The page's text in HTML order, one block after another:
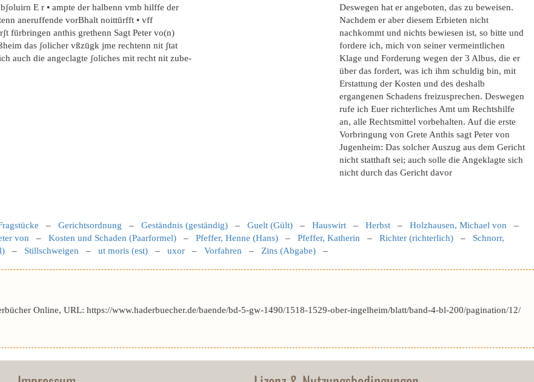
E r • ampte der halbenn vmb hilffe der
aneruffende vorBhalt noittūrfft • vff
fūrbringen anthis grethenn Sagt Peter vo(n)
das ʃolicher vßzūgk jme rechtenn nit ʃtat
auch die angeclagte ʃoliches mit recht nit zube-
Deswegen hat er angeboten, das zu beweisen.
Nachdem er aber diesem Erbieten nicht
nachkommt und nichts bewiesen ist, so bitte und
fordere ich, mich von seiner vermeintlichen
Klage und Forderung wegen der 3 Albus, die er
über das fordert, was ich ihm schuldig bin, mit
Erstattung der Kosten und des deshalb
ergangenen Schadens freizusprechen. Deswegen
rufe ich Euer richterliches Amt um Rechtshilfe
an, alle Rechtsmittel vorbehalten. Auf die erste
Vorbringung von Grete Anthis sagt Peter von
Jugenheim: Das solcher Auszug aus dem Gericht
nicht statthaft sei; auch solle die Angeklagte sich
nicht durch das Gericht davor
– Gerichtsordnung – Geständnis (geständig) – Guelt (Gült) – Hauswirt – Herbst – Holzhausen, Michael von –
von – Kosten und Schaden (Paarformel) – Pfeffer, Henne (Hans) – Pfeffer, Katherin – Richter (richterlich) – Schnorr,
– Stillschweigen – ut moris (est) – uxor – Vorfahren – Zins (Abgabe) –
Online, URL: https://www.haderbuecher.de/baende/bd-5-gw-1490/1518-1529-ober-ingelheim/blatt/band-4-bl-200/pagination/12/